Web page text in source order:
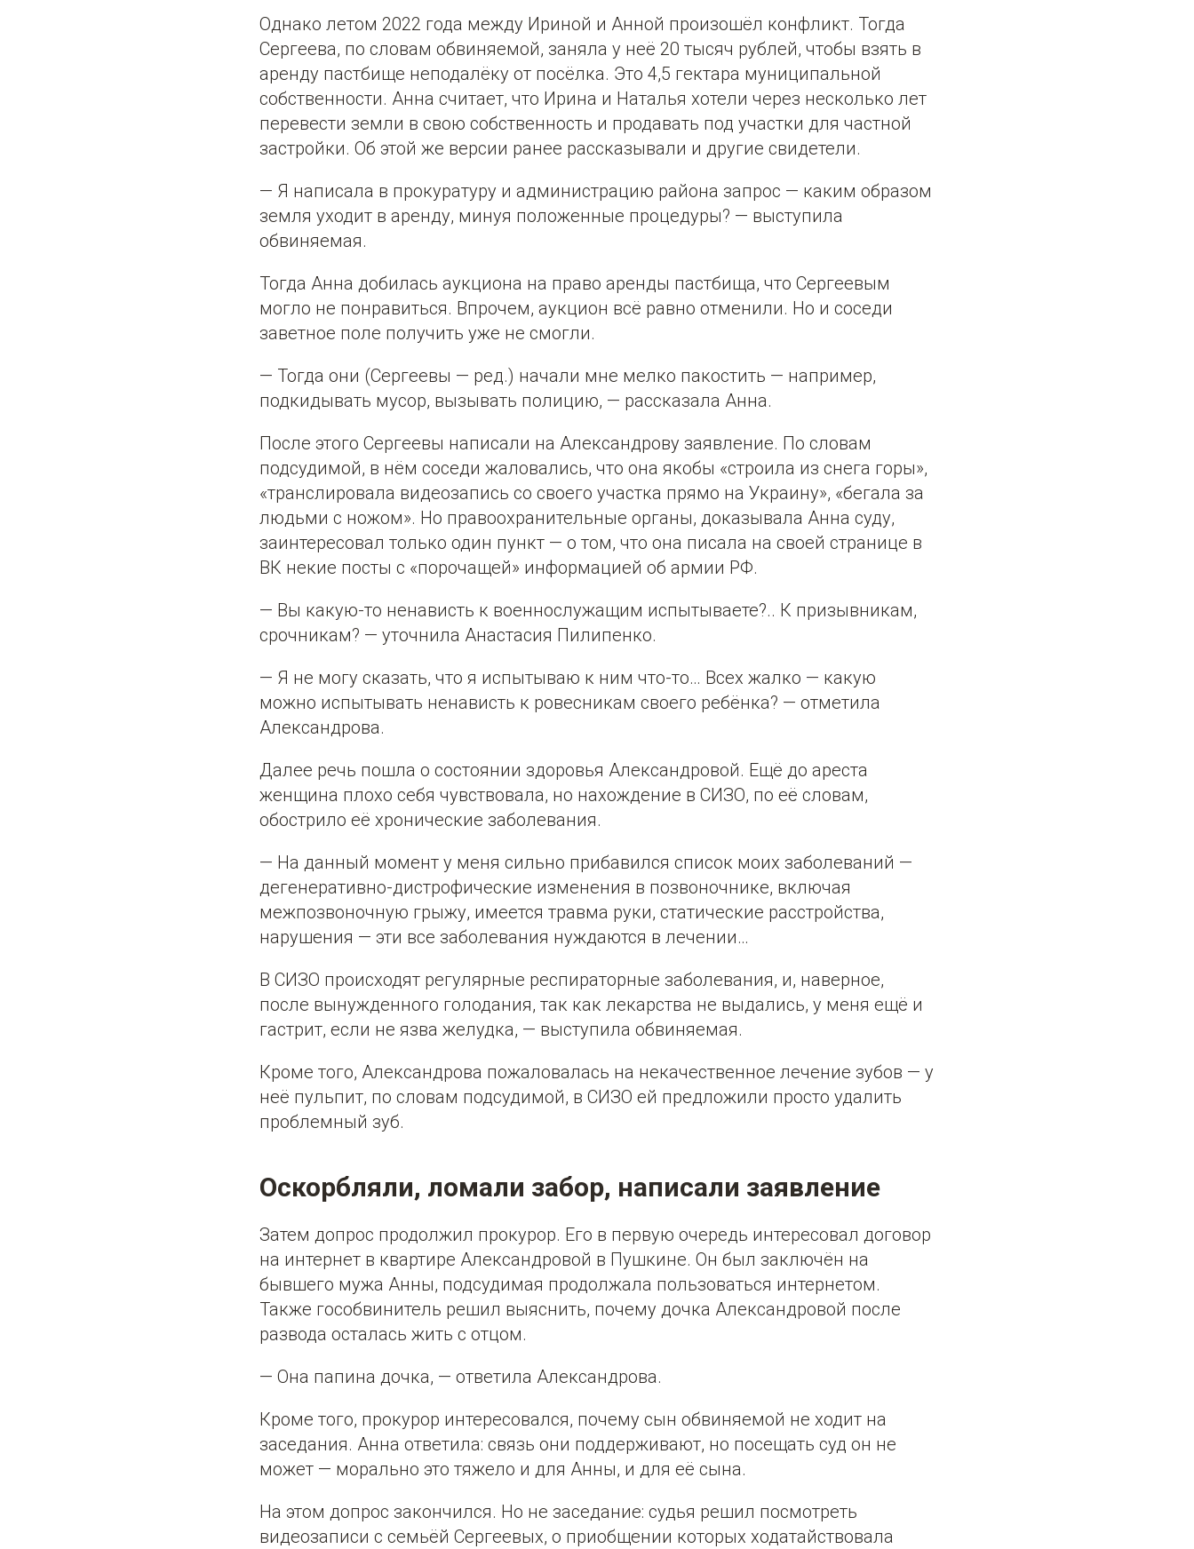
Однако летом 2022 года между Ириной и Анной произошёл конфликт. Тогда
Сергеева, по словам обвиняемой, заняла у неё 20 тысяч рублей, чтобы взять в
аренду пастбище неподалёку от посёлка. Это 4,5 гектара муниципальной
собственности. Анна считает, что Ирина и Наталья хотели через несколько лет
перевести земли в свою собственность и продавать под участки для частной
застройки. Об этой же версии ранее рассказывали и другие свидетели.
— Я написала в прокуратуру и администрацию района запрос — каким образом
земля уходит в аренду, минуя положенные процедуры? — выступила
обвиняемая.
Тогда Анна добилась аукциона на право аренды пастбища, что Сергеевым
могло не понравиться. Впрочем, аукцион всё равно отменили. Но и соседи
заветное поле получить уже не смогли.
— Тогда они (Сергеевы — ред.) начали мне мелко пакостить — например,
подкидывать мусор, вызывать полицию, — рассказала Анна.
После этого Сергеевы написали на Александрову заявление. По словам
подсудимой, в нём соседи жаловались, что она якобы «строила из снега горы»,
«транслировала видеозапись со своего участка прямо на Украину», «бегала за
людьми с ножом». Но правоохранительные органы, доказывала Анна суду,
заинтересовал только один пункт — о том, что она писала на своей странице в
ВК некие посты с «порочащей» информацией об армии РФ.
— Вы какую-то ненависть к военнослужащим испытываете?.. К призывникам,
срочникам? — уточнила Анастасия Пилипенко.
— Я не могу сказать, что я испытываю к ним что-то… Всех жалко — какую
можно испытывать ненависть к ровесникам своего ребёнка? — отметила
Александрова.
Далее речь пошла о состоянии здоровья Александровой. Ещё до ареста
женщина плохо себя чувствовала, но нахождение в СИЗО, по её словам,
обострило её хронические заболевания.
— На данный момент у меня сильно прибавился список моих заболеваний —
дегенеративно-дистрофические изменения в позвоночнике, включая
межпозвоночную грыжу, имеется травма руки, статические расстройства,
нарушения — эти все заболевания нуждаются в лечении…
В СИЗО происходят регулярные респираторные заболевания, и, наверное,
после вынужденного голодания, так как лекарства не выдались, у меня ещё и
гастрит, если не язва желудка, — выступила обвиняемая.
Кроме того, Александрова пожаловалась на некачественное лечение зубов — у
неё пульпит, по словам подсудимой, в СИЗО ей предложили просто удалить
проблемный зуб.
Оскорбляли, ломали забор, написали заявление
Затем допрос продолжил прокурор. Его в первую очередь интересовал договор
на интернет в квартире Александровой в Пушкине. Он был заключён на
бывшего мужа Анны, подсудимая продолжала пользоваться интернетом.
Также гособвинитель решил выяснить, почему дочка Александровой после
развода осталась жить с отцом.
— Она папина дочка, — ответила Александрова.
Кроме того, прокурор интересовался, почему сын обвиняемой не ходит на
заседания. Анна ответила: связь они поддерживают, но посещать суд он не
может — морально это тяжело и для Анны, и для её сына.
На этом допрос закончился. Но не заседание: судья решил посмотреть
видеозаписи с семьёй Сергеевых, о приобщении которых ходатайствовала